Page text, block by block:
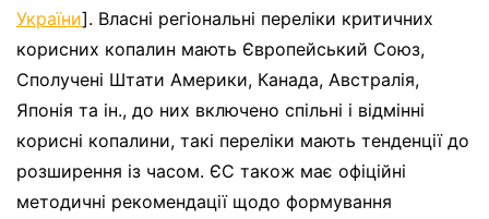
України]. Власні регіональні переліки критичних
корисних копалин мають Європейський Союз,
Сполучені Штати Америки, Канада, Австралія,
Японія та ін., до них включено спільні і відмінні
корисні копалини, такі переліки мають тенденції до
розширення із часом. ЄС також має офіційні
методичні рекомендації щодо формування